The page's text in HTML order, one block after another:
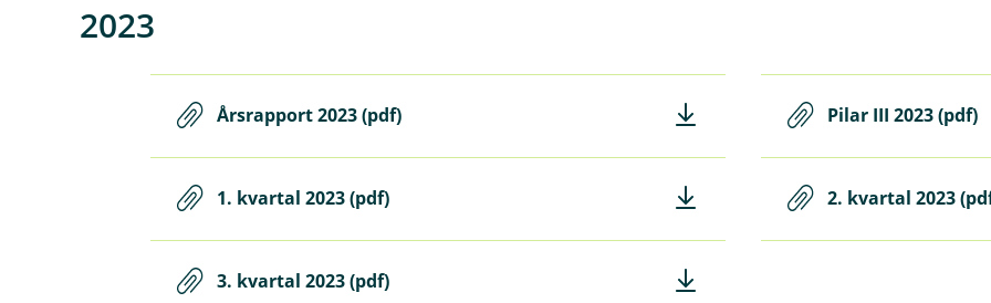
2023
Årsrapport 2023 (pdf) Pilar III 2023 (pdf)
1. kvartal 2023 (pdf) 2. kvartal 2023
3. kvartal 2023 (pdf)